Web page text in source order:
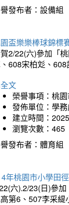
發布者：設備組
盃樂樂棒球錦標
2/22(六)參加「
608宋柏彣、
文
榮譽事項：桃
發佈單位：學
建立時間：
瀏覽次數：465
發布者：體育組
年桃園市小學田
六).2/23(日)參
第6、507李采